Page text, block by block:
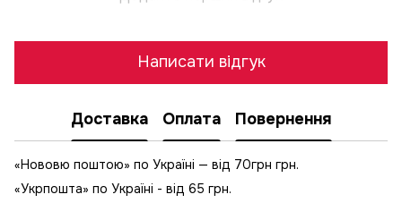
Написати відгук
Доставка Оплата Повернення
«Нововю поштою» по Україні — від 70грн грн.
«Укрпошта» по Україні - від 65 грн.